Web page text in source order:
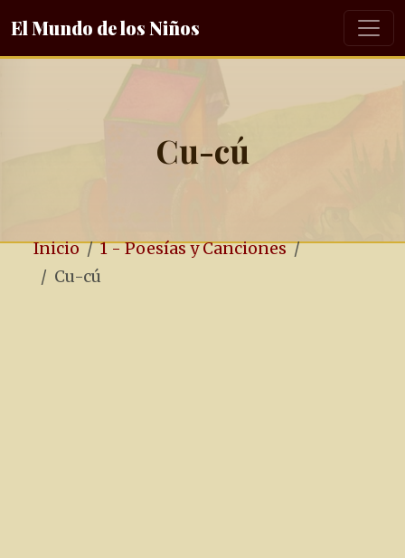
El Mundo de los Niños
Cu-cú
Inicio
1 - Poesías y Canciones
Cu-cú